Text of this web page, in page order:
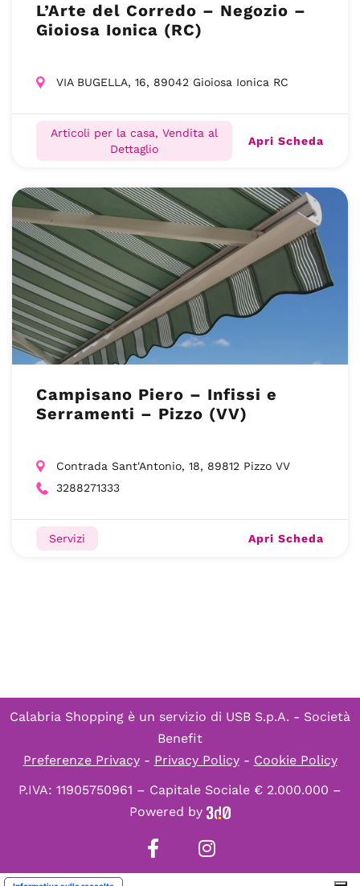
L’Arte del Corredo – Negozio –
Gioiosa Ionica (RC)
VIA BUGELLA, 16, 89042 Gioiosa Ionica RC
Articoli per la casa, Vendita al
Dettaglio
Apri Scheda
Campisano Piero – Infissi e
Serramenti – Pizzo (VV)
Contrada Sant'Antonio, 18, 89812 Pizzo VV
3288271333
Servizi Apri Scheda
Calabria Shopping è un servizio di USB S.p.A. - Società
Benefit
Preferenze Privacy- Privacy Policy- Cookie Policy
P.IVA: 11905750961 – Capitale Sociale € 2.000.000 –
Powered by